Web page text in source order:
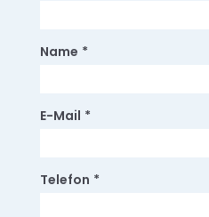
Name *
E-Mail *
Telefon *